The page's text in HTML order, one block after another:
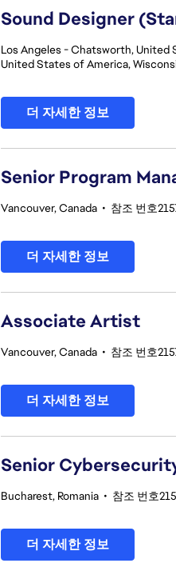
Sound Designer
Los Angeles - Chatsworth, United
United States of America,
더 자세한 정보
Senior Program
Vancouver, Canada • 참조 번호
더 자세한 정보
Associate Artist
Vancouver, Canada • 참조 번호
더 자세한 정보
Senior
Bucharest, Romania • 참조 번호
더 자세한 정보